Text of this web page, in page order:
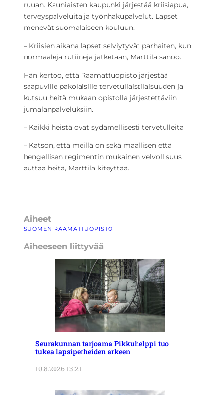
ruuan. Kauniaisten kaupunki järjestää kriisiapua,
terveyspalveluita ja työnhakupalvelut. Lapset
menevät suomalaiseen kouluun.
– Kriisien aikana lapset selviytyvät parhaiten, kun
normaaleja rutiineja jatketaan, Marttila sanoo.
Hän kertoo, että Raamattuopisto järjestää
saapuville pakolaisille tervetuliaistilaisuuden ja
kutsuu heitä mukaan opistolla järjestettäviin
jumalanpalveluksiin.
– Kaikki heistä ovat sydämellisesti tervetulleita
– Katson, että meillä on sekä maallisen että
hengellisen regimentin mukainen velvollisuus
auttaa heitä, Marttila kiteyttää.
Aiheet
SUOMEN RAAMATTUOPISTO
Aiheeseen liittyvää
Seurakunnan tarjoama Pikkuhelppi tuo
tukea lapsiperheiden arkeen
10.8.2026 13:21